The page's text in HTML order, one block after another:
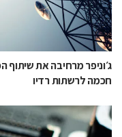
חכמה לרשתות רדיו